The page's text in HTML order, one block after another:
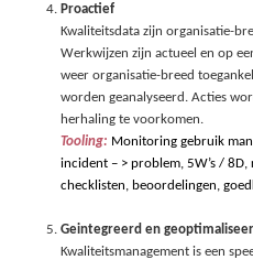
Proactief
Kwaliteitsdata zijn organisatie-
Werkwijzen zijn actueel en op
weer organisatie-breed
worden geanalyseerd. Acties
herhaling te voorkomen.
Tooling: Monitoring gebruik
incident – > problem, 5W’s /
checklisten, beoordelingen,
Geintegreerd en
Kwaliteitsmanagement is een